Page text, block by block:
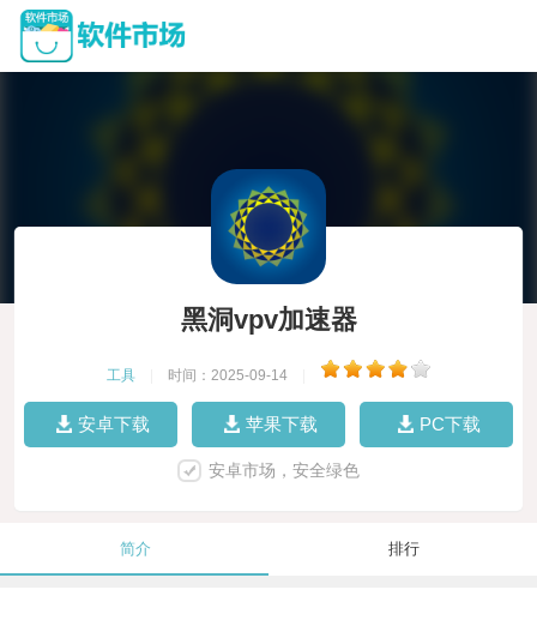
黑洞vpv加速器
工具 时间：2025-09-14
安卓下载 苹果下载 PC下载
安卓市场，安全绿色
简介 排行